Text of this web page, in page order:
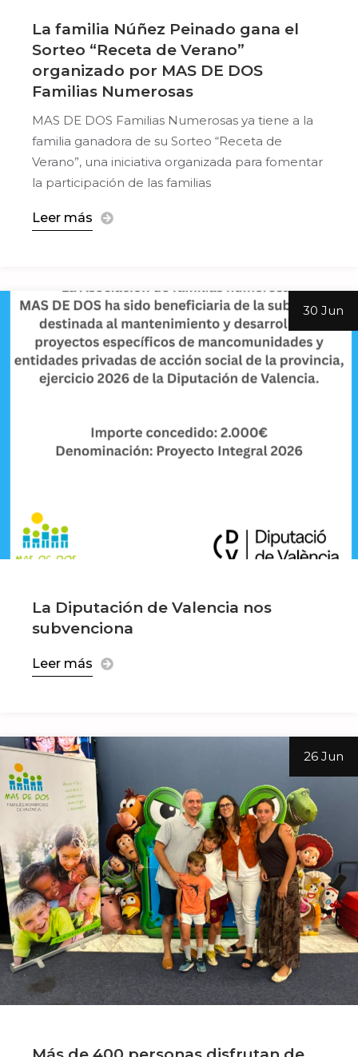
La familia Núñez Peinado gana el
Sorteo “Receta de Verano”
organizado por MAS DE DOS
Familias Numerosas
MAS DE DOS Familias Numerosas ya tiene a la
familia ganadora de su Sorteo “Receta de
Verano”, una iniciativa organizada para fomentar
la participación de las familias
Leer más
30 Jun
La Diputación de Valencia nos
subvenciona
Leer más
26 Jun